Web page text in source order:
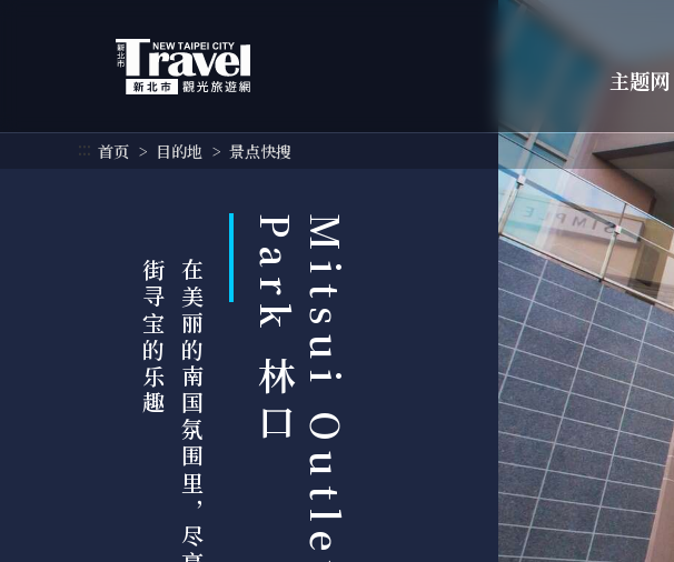
主题网
::: 首页 目的地 景点快搜
M
i
t
s
u
i
O
u
t
l
e
t
P
a
r
k
林
口
在
美
丽
的
南
国
氛
围
里
，
尽
享
逛
街
寻
宝
的
乐
趣